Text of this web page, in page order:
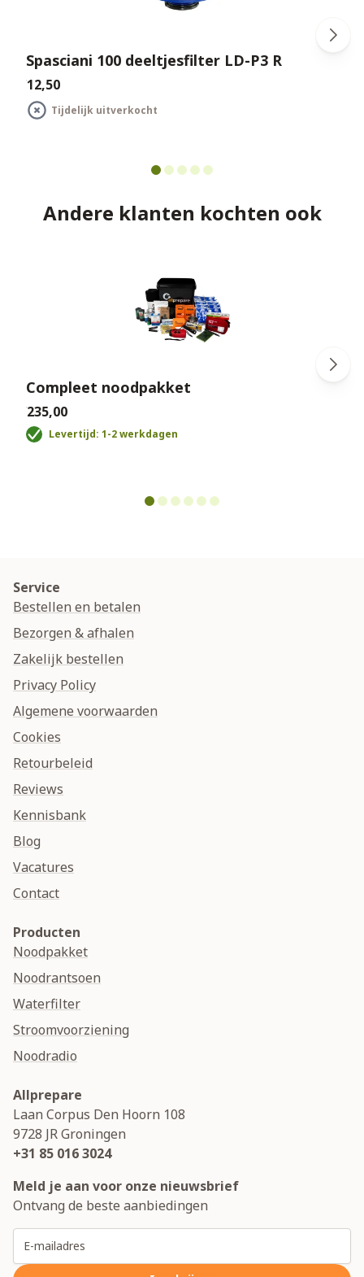
Spasciani 100 deeltjesfilter LD-P3 R
€12,50
Tijdelijk uitverkocht
Andere klanten kochten ook
Compleet noodpakket
€235,00
Levertijd: 1-2 werkdagen
Service
Bestellen en betalen
Bezorgen & afhalen
Zakelijk bestellen
Privacy Policy
Algemene voorwaarden
Cookies
Retourbeleid
Reviews
Kennisbank
Blog
Vacatures
Contact
Producten
Noodpakket
Noodrantsoen
Waterfilter
Stroomvoorziening
Noodradio
Allprepare
Laan Corpus Den Hoorn 108
9728 JRGroningen
+31 85 016 3024
Meld je aan voor onze nieuwsbrief
Ontvang de beste aanbiedingen